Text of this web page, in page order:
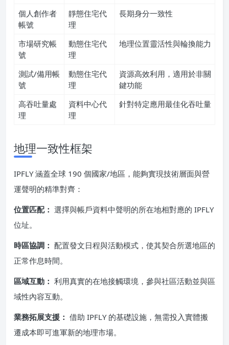
個人創作者
帳號
靜態住宅代
理
長期身分一致性
市場研究帳
號
動態住宅代
理
地理位置靈活性與輪換能力
測試/備用帳
號
動態住宅代
理
資源高效利用，適用於非關
鍵功能
高吞吐量處
理
資料中心代
理
針對特定應用最佳化吞吐量
地理一致性框架
IPFLY 涵蓋全球 190 個國家/地區，能夠實現技術層面與營
運聲明的精準對齊：
位置匹配： 選擇與帳戶資料中聲明的所在地相對應的 IPFLY
位址。
時區協調： 配置發文日程與活動模式，使其契合所選地區的
正常作息時間。
區域互動： 利用真實的在地接觸環境，參與社區活動並與區
域性內容互動。
業務拓展支援： 借助 IPFLY 的基礎設施，無需投入實體搬
遷成本即可進軍新的地理市場。